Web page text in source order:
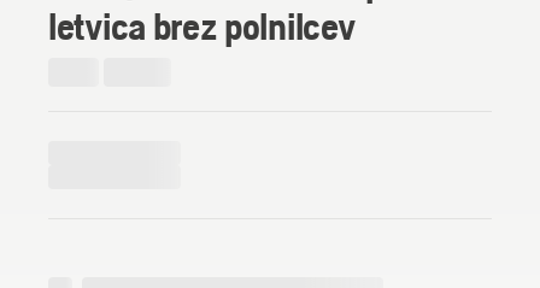
letvica brez polnilcev